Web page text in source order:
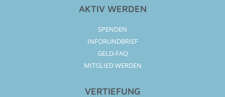
AKTIV WERDEN
SPENDEN
INFORUNDBRIEF
GELD-FAQ
MITGLIED WERDEN
VERTIEFUNG